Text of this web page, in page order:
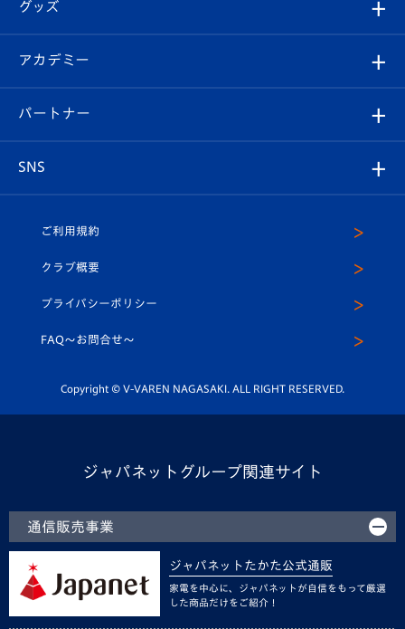
チケット
イベント
メディア
ホームタウン
スタッフプロフィール
マスコット紹介
平和祈念活動
ホームタウン活動
Revive Team
ヴィヴィくんの長崎おもてなしガイド
フォトギャラリー
スタジアムグルメ
V-LOVERS（ファンクラブ）
プレイヤーズスイート
グッズ
オンラインショップ
店舗情報
アカデミー
育成からのお知らせ
U-18
スクール
パートナー
SNS
ヴィヴィくんインスタグラム
公式LINE＠
ご利用規約
クラブ概要
プライバシーポリシー
FAQ〜お問合せ〜
Copyright © V-VAREN NAGASAKI. ALL RIGHT RESERVED.
ジャパネットグループ関連サイト
通信販売事業
ジャパネットたかた公式通販
家電を中心に、ジャパネットが自信をもって厳選
した商品だけをご紹介！